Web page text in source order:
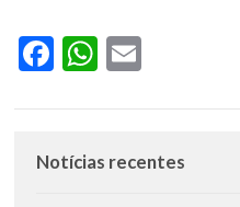
Facebook
WhatsApp
Notícias recentes